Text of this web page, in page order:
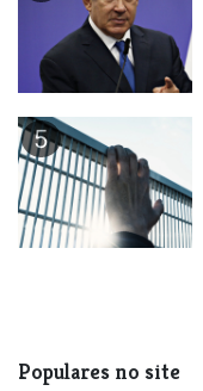
5
Populares no site